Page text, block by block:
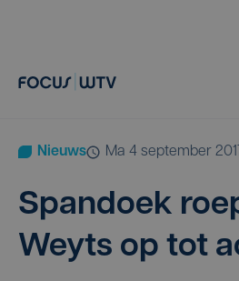
Nieuws ma 4 september
Span­doek
Weyts op tot